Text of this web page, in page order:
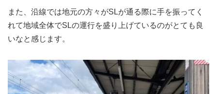
また、沿線では地元の方々がSLが通る際に手を振ってく
れて地域全体でSLの運行を盛り上げているのがとても良
いなと感じます。